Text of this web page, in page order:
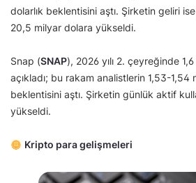
dolarlık beklentisini aştı. Şirketin geliri ise
20,5 milyar dolara yükseldi.
Snap (SNAP), 2026 yılı 2. çeyreğinde
açıkladı; bu rakam analistlerin 1,53-1,54
beklentisini aştı. Şirketin günlük aktif
yükseldi.
Kripto para gelişmeleri